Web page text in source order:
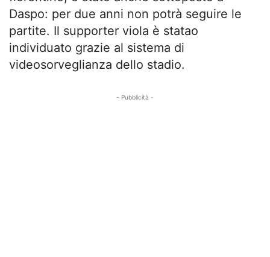
Daspo: per due anni non potrà seguire le
partite. Il supporter viola è statao
individuato grazie al sistema di
videosorveglianza dello stadio.
- Pubblicità -